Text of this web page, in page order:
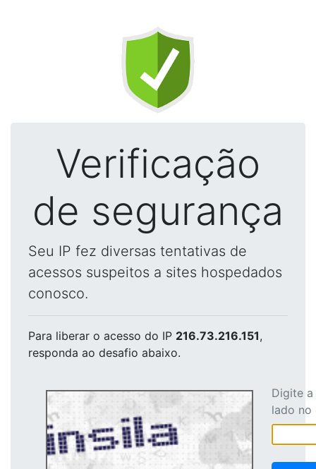
Verificação
de segurança
Seu IP fez diversas tentativas de
acessos suspeitos a sites hospedados
conosco.
Para liberar o acesso do IP 216.73.216.151,
responda ao desafio abaixo.
Digite
lado no